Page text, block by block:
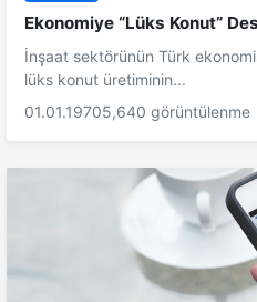
Ekonomiye “Lüks Konut”
İnşaat sektörünün Türk
lüks konut üretiminin...
01.01.19705,640 görüntülenme